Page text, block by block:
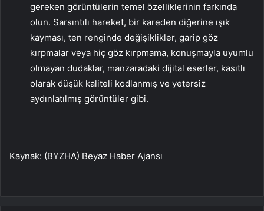
gereken görüntülerin temel özelliklerinin farkında
olun. Sarsıntılı hareket, bir kareden diğerine ışık
kayması, ten renginde değişiklikler, garip göz
kırpmalar veya hiç göz kırpmama, konuşmayla uyumlu
olmayan dudaklar, manzaradaki dijital eserler, kasıtlı
olarak düşük kaliteli kodlanmış ve yetersiz
aydınlatılmış görüntüler gibi.
Kaynak: (BYZHA) Beyaz Haber Ajansı